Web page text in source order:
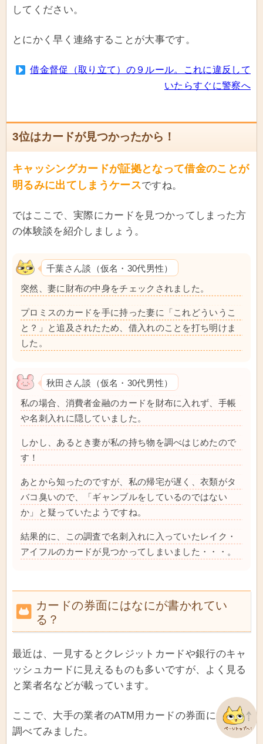
してください。
とにかく早く連絡することが大事です。
借金督促（取り立て）の９ルール。これに違反して
いたらすぐに警察へ
3位はカードが見つかったから！
キャッシングカードが証拠となって借金のことが
明るみに出てしまうケースですね。
ではここで、実際にカードを見つかってしまった方
の体験談を紹介しましょう。
千葉さん談（仮名・30代男性）
突然、妻に財布の中身をチェックされました。
プロミスのカードを手に持った妻に「これどういうこ
と？」と追及されたため、借入れのことを打ち明けま
した。
秋田さん談（仮名・30代男性）
私の場合、消費者金融のカードを財布に入れず、手帳
や名刺入れに隠していました。
しかし、あるとき妻が私の持ち物を調べはじめたので
す！
あとから知ったのですが、私の帰宅が遅く、衣類がタ
バコ臭いので、「ギャンブルをしているのではない
か」と疑っていたようですね。
結果的に、この調査で名刺入れに入っていたレイク・
アイフルのカードが見つかってしまいました・・・。
カードの券面にはなにが書かれてい
る？
最近は、一見するとクレジットカードや銀行のキャ
ッシュカードに見えるものも多いですが、よく見る
と業者名などが載っています。
ここで、大手の業者のATM用カードの券面について
調べてみました。